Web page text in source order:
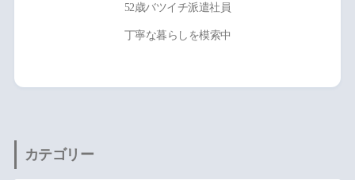
52歳バツイチ派遣社員
丁寧な暮らしを模索中
カテゴリー